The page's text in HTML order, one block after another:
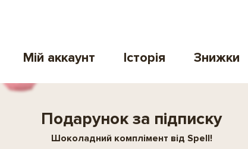
Мій аккаунт Історія Знижки
Подарунок за підписку
Шоколадний комплімент від Spell!